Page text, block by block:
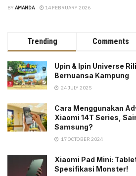
BY AMANDA 14 FEBRUARY 2026
Trending Comments
Upin & Ipin Universe
Bernuansa Kampung
24 JULY 2025
Cara Menggunakan
Xiaomi 14T Series,
Samsung?
17 OCTOBER 2024
Xiaomi Pad Mini:
Spesifikasi Monster!